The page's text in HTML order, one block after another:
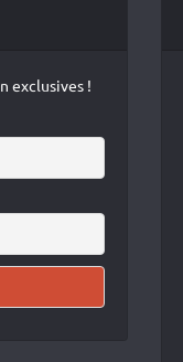
exclusives !